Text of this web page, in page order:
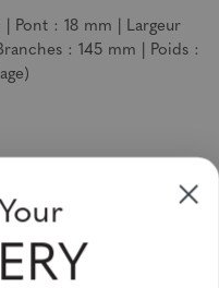
Pont : 18 mm | Largeur
: 145 mm | Poids :
Save
purchase in this month!